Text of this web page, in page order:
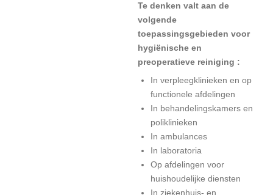
Te denken valt aan de
volgende
toepassingsgebieden voor
hygiënische en
preoperatieve reiniging :
In verpleegklinieken en op
functionele afdelingen
In behandelingskamers en
poliklinieken
In ambulances
In laboratoria
Op afdelingen voor
huishoudelijke diensten
In ziekenhuis- en